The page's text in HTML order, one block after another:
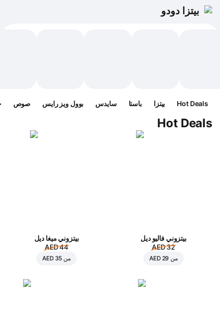
بيتزا دودو
Hot Deals بيتزا باستا سايدس بوول ويز رايس صوص
Hot Deals
بيتزوني فاليو ديل
AED 32
من AED 29
بيتزوني ميغا ديل
AED 44
من AED 35